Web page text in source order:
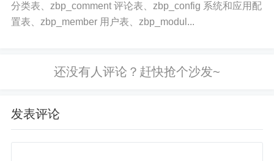
分类表、zbp_comment 评论表、zbp_config 系统和应用配
置表、zbp_member 用户表、zbp_modul...
发表评论